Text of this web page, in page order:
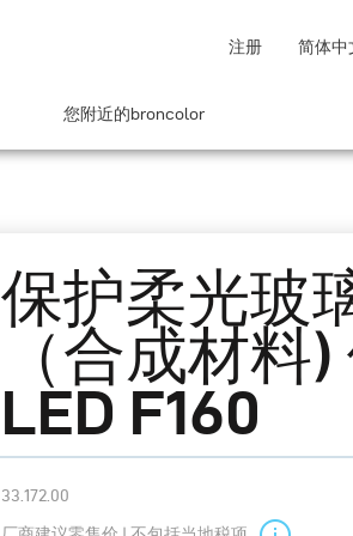
注册 简体中
您附近的broncolor
保护柔光玻
（合成材料)
LED F160
33.172.00